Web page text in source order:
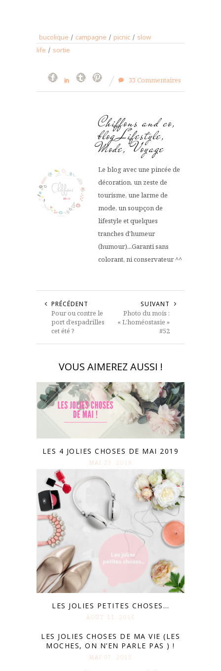
bucolique / campagne / picnic / slow
life / sortie
33 Commentaires
Chiffons and co,
blog Lifestyle,
Mode, Voyage
Le blog avec une pincée de
décoration, un zeste de
tourisme, une larme de
mode, un soupçon de
lifestyle et quelques
tranches d'humeur
(humour)...Garanti sans
colorant, ni conservateur ^^
PRÉCÉDENT
Pour ou contre le
port d’espadrilles
cet été ?
SUIVANT
Photo du mois :
« L’homéostasie »
#52
VOUS AIMEREZ AUSSI !
LES 4 JOLIES CHOSES DE MAI 2019
MAI 23. 2019
LES JOLIES PETITES CHOSES…
AOÛT 11. 2016
LES JOLIES CHOSES DE MA VIE (LES
MOCHES, ON N’EN PARLE PAS ) !
MAI 07. 2015